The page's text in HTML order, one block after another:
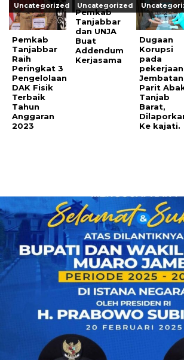
Uncategorized
Pemkab
Tanjabbar
Raih
Peringkat 3
Pengelolaan
DAK Fisik
Terbaik
Tahun
Anggaran
2023
Uncategorized
Pemkab
Tanjabbar
dan UNJA
Buat
Addendum
Kerjasama
Dugaan
Korupsi
pada
pekerjaan
Jembatan
Parit
Tanjab
Barat,
Ke kajati.